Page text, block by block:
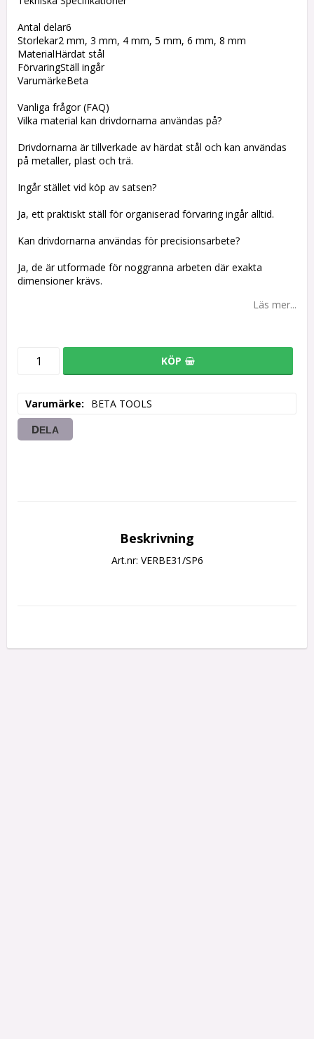
Antal delar6
Storlekar2 mm, 3 mm, 4 mm, 5 mm, 6 mm, 8 mm
MaterialHärdat stål
FörvaringStäll ingår
VarumärkeBeta
Vanliga frågor (FAQ)
Vilka material kan drivdornarna användas på?
Drivdornarna är tillverkade av härdat stål och kan användas
på metaller, plast och trä.
Ingår stället vid köp av satsen?
Ja, ett praktiskt ställ för organiserad förvaring ingår alltid.
Kan drivdornarna användas för precisionsarbete?
Ja, de är utformade för noggranna arbeten där exakta
dimensioner krävs.
Läs mer...
KÖP
Varumärke BETA TOOLS
DELA
Beskrivning
Art.nr: VERBE31/SP6